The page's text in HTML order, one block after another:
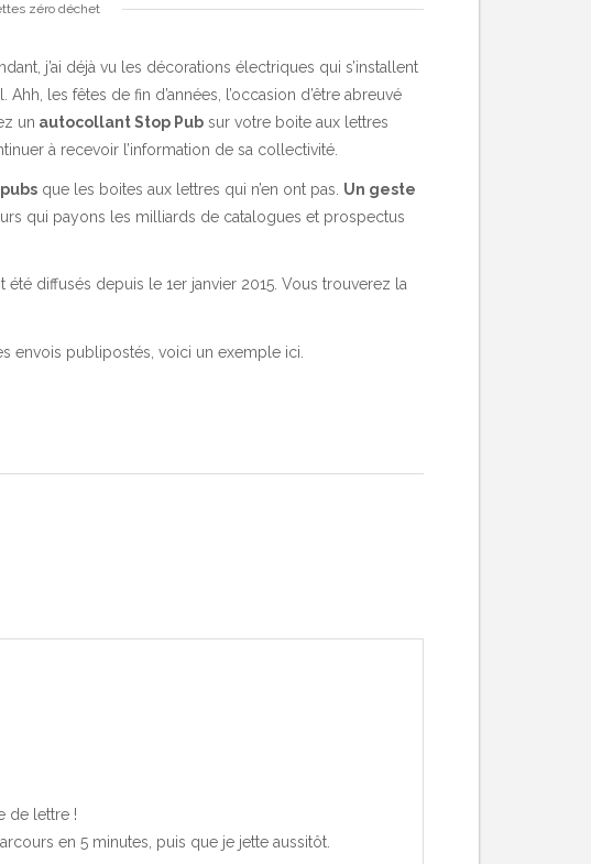
zéro déchet
j’ai déjà vu les décorations électriques qui s’installent
les fêtes de fin d’années, l’occasion d’être abreuvé
un autocollant Stop Pub sur votre boite aux lettres
à recevoir l’information de sa collectivité.
que les boites aux lettres qui n’en ont pas. Un geste
qui payons les milliards de catalogues et prospectus
diffusés depuis le 1er janvier 2015. Vous trouverez la
envois publipostés, voici un exemple ici
de lettre !
en 5 minutes, puis que je jette aussitôt.